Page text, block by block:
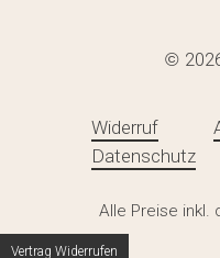
Zwischensumme:
WARENKORB
©
Widerruf
Datenschutz
Alle Preise inkl.
Vertrag Widerrufen